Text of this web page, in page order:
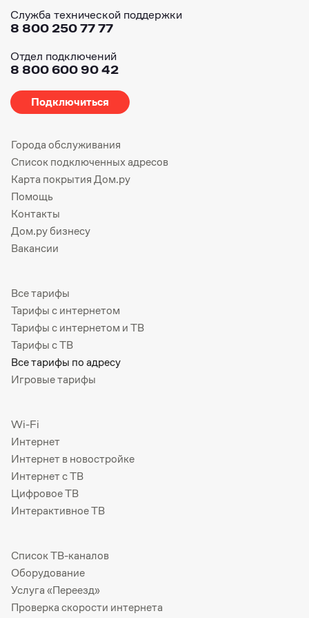
Служба технической поддержки
8 800 250 77 77
Отдел подключений
8 800 600 90 42
Подключиться
Города обслуживания
Список подключенных адресов
Карта покрытия Дом.ру
Помощь
Контакты
Дом.ру бизнесу
Вакансии
Все тарифы
Тарифы с интернетом
Тарифы с интернетом и ТВ
Тарифы с ТВ
Все тарифы по адресу
Игровые тарифы
Wi-Fi
Интернет
Интернет в новостройке
Интернет с ТВ
Цифровое ТВ
Интерактивное ТВ
Список ТВ-каналов
Оборудование
Услуга «Переезд»
Проверка скорости интернета